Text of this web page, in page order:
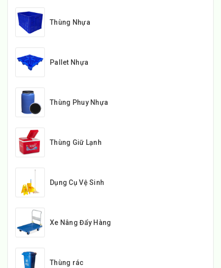
Thùng Nhựa
Pallet Nhựa
Thùng Phuy Nhựa
Thùng Giữ Lạnh
Dụng Cụ Vệ Sinh
Xe Nâng Đẩy Hàng
Thùng rác